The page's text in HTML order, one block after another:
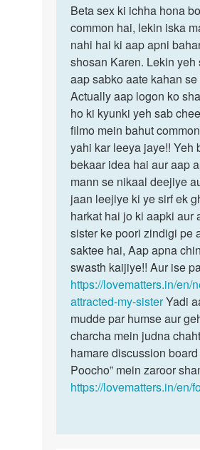
to
me
apni
bahan
ko
chodhna…
by
rajesh
Beta
sex
ki
ichha
hona
bohot…
Beta sex ki ichha hona
common hai, lekin iska
nahi hai ki aap apni
shosan Karen. Lekin yeh
aap sabko aate kahan
Actually aap logon ko
ho ki kyunki yeh sab
filmo mein bahut
yahi kar leeya jaye!! Yeh
bekaar idea hai aur aap
mann se nikaal deejiye
jaan leejiye ki ye sirf ek
harkat hai jo ki aapki aur
sister ke poori zindigi pe
saktee hai, Aap apna
swasth kaijiye!! Aur ise
https://lovematters.in/en/
attracted-my-sisterYadi
mudde par humse aur
charcha mein judna
hamare discussion board
Poocho” mein zaroor
https://lovematters.in/en/